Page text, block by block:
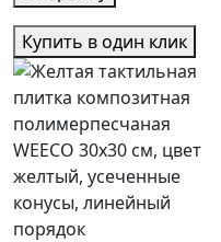
Купить в один клик